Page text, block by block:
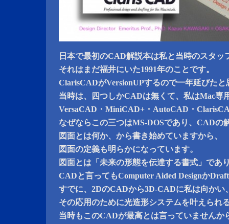
日本で最初のCAD解説本は私と当時のスタッ
それはまだ福井にいた1991年のことです。
ClarisCADがVersionUPするので一年延びたと
当時は、四つしかCADは無くて、私はMac専
VersaCAD・MiniCAD+・AutoCAD・
なぜならこの三つはMS-DOSであり、CADの
図面とは何か、から書き始めていますから、
図面の定義も明らかになっています。
図面とは「未来の形態を伝達する書式」であ
CADと言ってもComputer Aided Designか
すでに、2DのCADから3D-CADに私は向かい
その応用のために光造形システムを叶えられ
当時もこのCADが最高とは言っていませんか